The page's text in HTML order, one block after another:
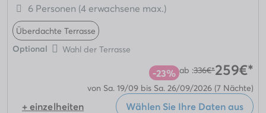
6 Personen (4 erwachsene max.)
Überdachte Terrasse
Optional
Wahl der Terrasse
-23% ab :336€*259€*
von Sa. 19/09 bis Sa. 26/09/2026 (7 Nächte)
+ einzelheiten Wählen Sie Ihre Daten aus